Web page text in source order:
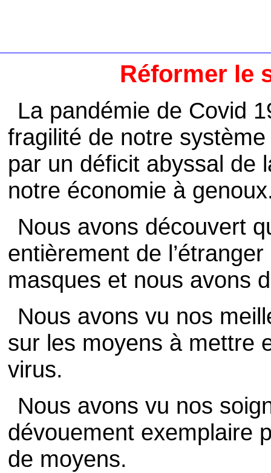
Réformer le
La pandémie de Covid
fragilité de notre
par un déficit abyssal de
notre économie à
Nous avons découvert
entièrement de
masques et nous avons
Nous avons vu nos
sur les moyens à mettre
virus.
Nous avons vu nos
dévouement exemplaire
de moyens.